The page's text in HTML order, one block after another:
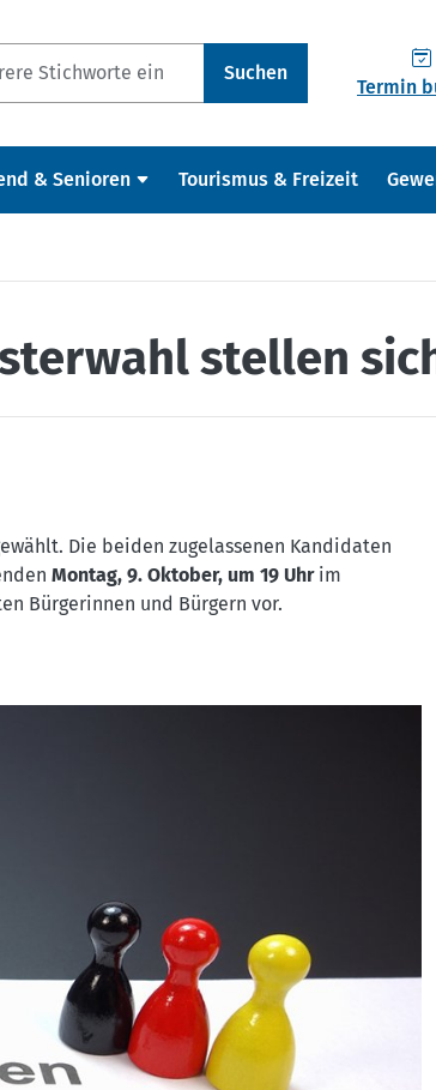
Suchen
Termin
& Senioren Tourismus & Freizeit
stellen
Die beiden zugelassenen Kandidaten
Montag, 9. Oktober, um 19 Uhrim
Bürgerinnen und Bürgern vor.